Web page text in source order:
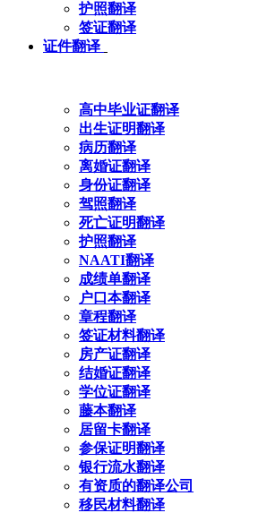
护照翻译
签证翻译
证件翻译
高中毕业证翻译
出生证明翻译
病历翻译
离婚证翻译
身份证翻译
驾照翻译
死亡证明翻译
护照翻译
NAATI翻译
成绩单翻译
户口本翻译
章程翻译
签证材料翻译
房产证翻译
结婚证翻译
学位证翻译
藤本翻译
居留卡翻译
参保证明翻译
银行流水翻译
有资质的翻译公司
移民材料翻译